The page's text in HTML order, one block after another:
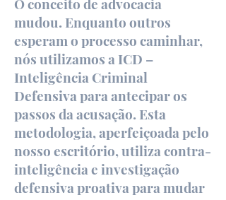
mudou. Enquanto outros
esperam o processo caminhar,
nós utilizamos a ICD –
Inteligência Criminal
Defensiva para antecipar os
passos da acusação. Esta
metodologia, aperfeiçoada pelo
nosso escritório, utiliza contra-
inteligência e investigação
defensiva proativa para mudar